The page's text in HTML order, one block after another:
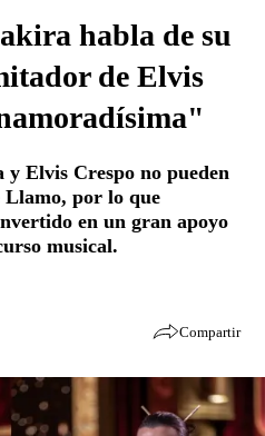
habla de su
de Elvis
Elvis Crespo no pueden
Llamo, por lo que
en un gran apoyo
musical.
Compartir